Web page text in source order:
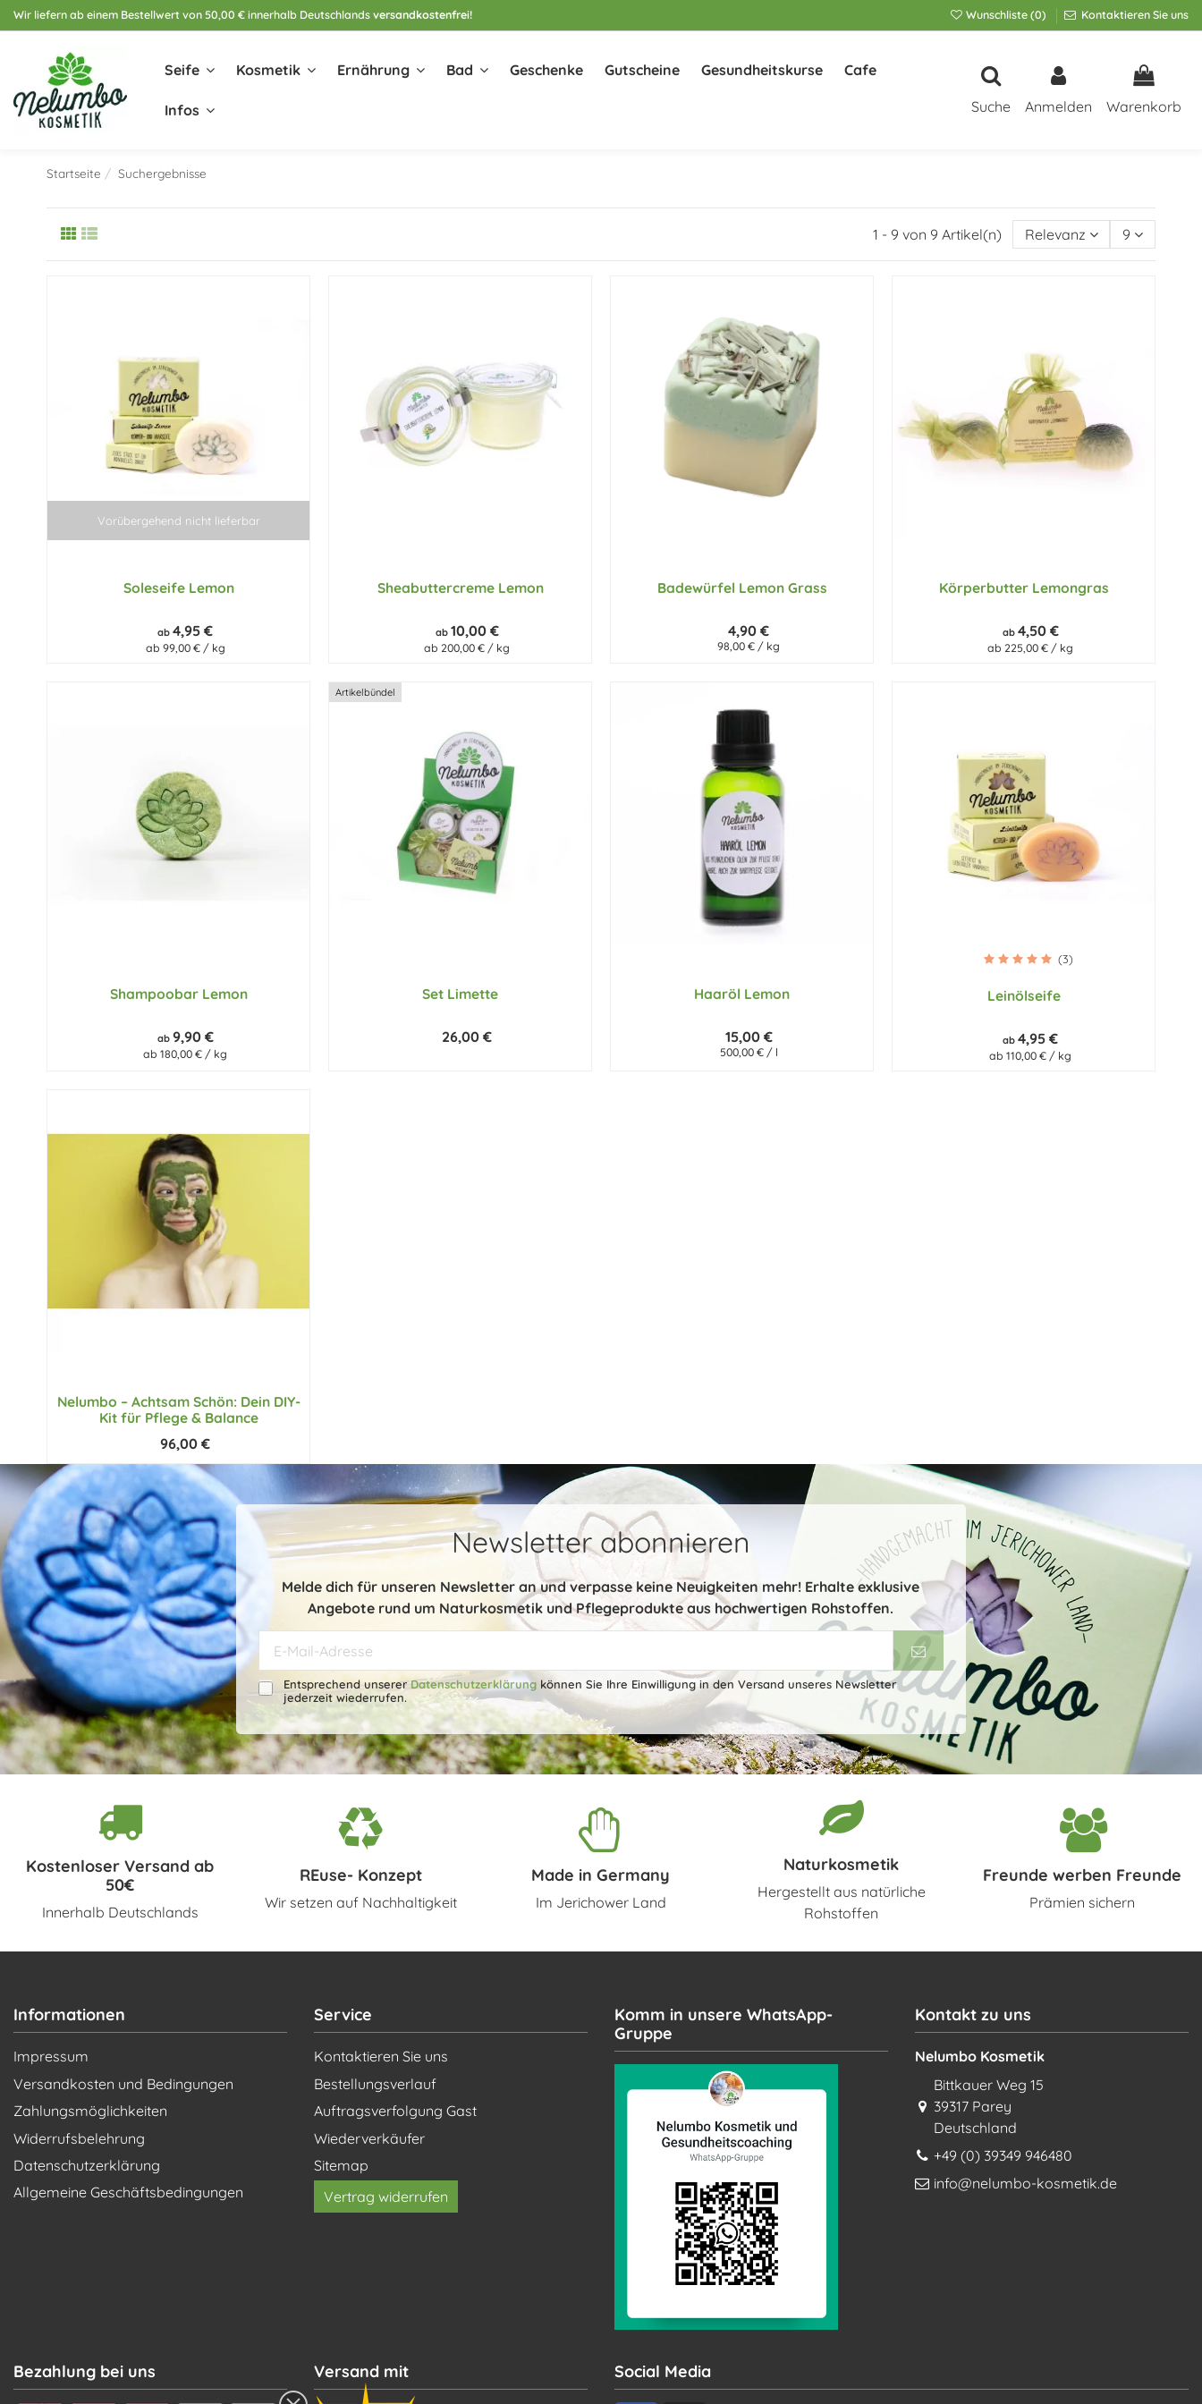
Wir liefern ab einem Bestellwert von 50,00 € innerhalb Deutschlands versandkostenfrei! Wunschliste (0) Kontaktieren Sie uns
Seife Kosmetik Ernährung Bad Geschenke Gutscheine Gesundheitskurse Cafe
Infos Suche Anmelden Warenkorb
Startseite Suchergebnisse
1 - 9 von 9 Artikel(n) Relevanz 9
Vorübergehend nicht lieferbar
Soleseife Lemon
ab 4,95 €
ab 99,00 € / kg
Sheabuttercreme Lemon
ab 10,00 €
ab 200,00 € / kg
Badewürfel Lemon Grass
4,90 €
98,00 € / kg
Körperbutter Lemongras
ab 4,50 €
ab 225,00 € / kg
Shampoobar Lemon
ab 9,90 €
ab 180,00 € / kg
Artikelbündel
Set Limette
26,00 €
Haaröl Lemon
15,00 €
500,00 € / l
(3)
Leinölseife
ab 4,95 €
ab 110,00 € / kg
Nelumbo – Achtsam Schön: Dein DIY-
Kit für Pflege & Balance
96,00 €
Newsletter abonnieren
Melde dich für unseren Newsletter an und verpasse keine Neuigkeiten mehr! Erhalte exklusive
Angebote rund um Naturkosmetik und Pflegeprodukte aus hochwertigen Rohstoffen.
Entsprechend unsererDatenschutzerklärungkönnen Sie Ihre Einwilligung in den Versand unseres Newsletter
jederzeit wiederrufen.
Kostenloser Versand ab
50€
Innerhalb Deutschlands
REuse- Konzept
Wir setzen auf Nachhaltigkeit
Made in Germany
Im Jerichower Land
Naturkosmetik
Hergestellt aus natürliche
Rohstoffen
Freunde werben Freunde
Prämien sichern
Informationen
Impressum
Versandkosten und Bedingungen
Zahlungsmöglichkeiten
Widerrufsbelehrung
Datenschutzerklärung
Allgemeine Geschäftsbedingungen
Service
Kontaktieren Sie uns
Bestellungsverlauf
Auftragsverfolgung Gast
Wiederverkäufer
Sitemap
Vertrag widerrufen
Komm in unsere WhatsApp-
Gruppe
Kontakt zu uns
Nelumbo Kosmetik
Bittkauer Weg 15
39317 Parey
Deutschland
+49 (0) 39349 946480
info@nelumbo-kosmetik.de
Bezahlung bei uns Versand mit Social Media